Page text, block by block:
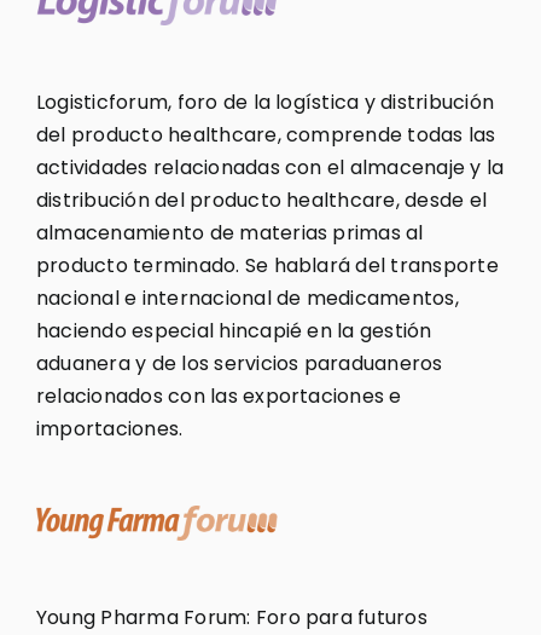
Logisticforum, foro de la logística y distribución
del producto healthcare, comprende todas las
actividades relacionadas con el almacenaje y la
distribución del producto healthcare, desde el
almacenamiento de materias primas al
producto terminado. Se hablará del transporte
nacional e internacional de medicamentos,
haciendo especial hincapié en la gestión
aduanera y de los servicios paraduaneros
relacionados con las exportaciones e
importaciones.
Young Pharma Forum: Foro para futuros